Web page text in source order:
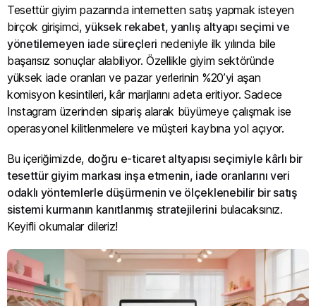
Tesettür giyim pazarında internetten satış yapmak isteyen
birçok girişimci,yüksek rekabet, yanlış altyapı seçimi ve
yönetilemeyen iade süreçleri nedeniyle ilk yılında bile
başarısız sonuçlar alabiliyor. Özellikle giyim sektöründe
yüksek iade oranları ve pazar yerlerinin %20’yi aşan
komisyon kesintileri, kâr marjlarını adeta eritiyor. Sadece
Instagram üzerinden sipariş alarak büyümeye çalışmak ise
operasyonel kilitlenmelere ve müşteri kaybına yol açıyor.
Bu içeriğimizde, doğru e-ticaret altyapısı seçimiyle kârlı bir
tesettür giyim markası inşa etmenin, iade oranlarını veri
odaklı yöntemlerle düşürmenin ve ölçeklenebilir bir satış
sistemi kurmanın kanıtlanmış stratejilerini bulacaksınız.
Keyifli okumalar dileriz!